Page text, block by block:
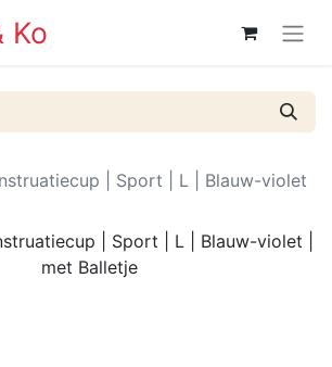
| Sport | L | Blauw-violet